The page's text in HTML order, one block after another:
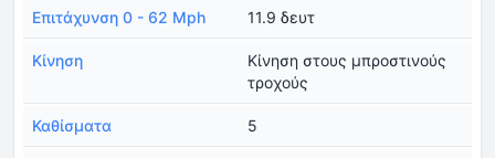
Επιτάχυνση 0 - 62 Mph 11.9 δευτ
Κίνηση
Κίνηση στους μπροστινούς
τροχούς
Καθίσματα 5